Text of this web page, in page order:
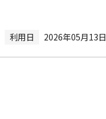
利用日 2026年05月13日